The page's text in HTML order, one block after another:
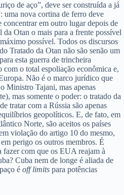
de aço”, deve ser construída a já
uma nova cortina de ferro deve
concentrar em outro lugar depois de
Otan o mais para a frente possível
possível. Todos os discursos
Tratado da Otan não são senão um
esta guerra de trincheira
com o total espoliação econômica e,
Não é o marco jurídico que
Ministro Tajani, mas apenas
mas somente o poder: o tratado da
tratar com a Rússia são apenas
geopolíticos. E, de fato, em
Norte, são aceitos os países
violação do artigo 10 do mesmo,
perigo os outros membros. É
com que os EUA reajam à
Cuba nem de longe é aliada de
é off limits para potências